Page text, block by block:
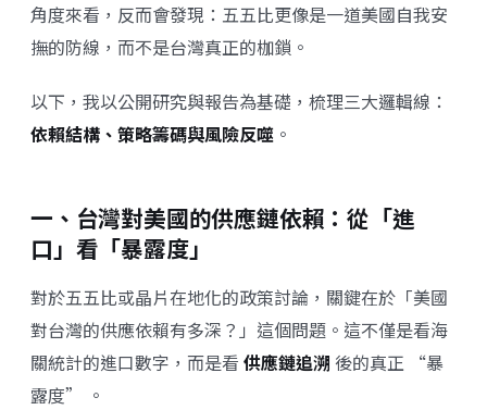
角度來看，反而會發現：五五比更像是一道美國自我安
撫的防線，而不是台灣真正的枷鎖。
以下，我以公開研究與報告為基礎，梳理三大邏輯線：
依賴結構、策略籌碼與風險反噬 。
一、台灣對美國的供應鏈依賴：從「進
口」看「暴露度」
對於五五比或晶片在地化的政策討論，關鍵在於「美國
對台灣的供應依賴有多深？」這個問題。這不僅是看海
關統計的進口數字，而是看 供應鏈追溯 後的真正 “暴
露度” 。